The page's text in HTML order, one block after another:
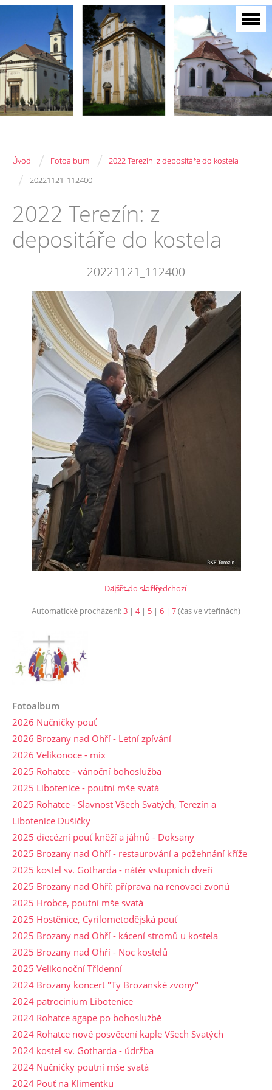
Úvod / Fotoalbum / 2022 Terezín: z depositáře do kostela
/ 20221121_112400
2022 Terezín: z
depositáře do kostela
20221121_112400
← Předchozí
Další →
Zpět do složky
Automatické procházení:3 | 4| 5 | 6 | 7(čas ve vteřinách)
Fotoalbum
2026 Nučničky pouť
2026 Brozany nad Ohří - Letní zpívání
2026 Velikonoce - mix
2025 Rohatce - vánoční bohoslužba
2025 Libotenice - poutní mše svatá
2025 Rohatce - Slavnost Všech Svatých, Terezín a
Libotenice Dušičky
2025 diecézní pouť kněží a jáhnů - Doksany
2025 Brozany nad Ohří - restaurování a požehnání kříže
2025 kostel sv. Gotharda - nátěr vstupních dveří
2025 Brozany nad Ohří: příprava na renovaci zvonů
2025 Hrobce, poutní mše svatá
2025 Hostěnice, Cyrilometodějská pouť
2025 Brozany nad Ohří - kácení stromů u kostela
2025 Brozany nad Ohří - Noc kostelů
2025 Velikonoční Třídenní
2024 Brozany koncert "Ty Brozanské zvony"
2024 patrocinium Libotenice
2024 Rohatce agape po bohoslužbě
2024 Rohatce nové posvěcení kaple Všech Svatých
2024 kostel sv. Gotharda - údržba
2024 Nučničky poutní mše svatá
2024 Pouť na Klimentku